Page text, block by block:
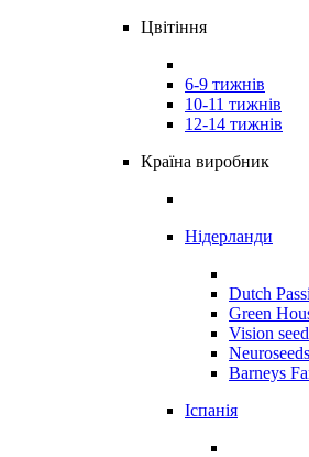
Цвітіння
6-9 тижнів
10-11 тижнів
12-14 тижнів
Країна виробник
Нідерланди
Dutch
Green
Vision
Neuroseeds
Barneys
Іспанія